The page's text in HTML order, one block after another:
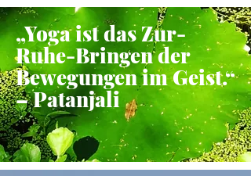
„Yoga ist das Zur-
Ruhe-Bringen der
Bewegungen im Geist.“
– Patanjali